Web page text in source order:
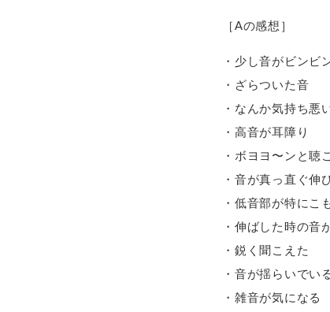
［Aの感想］
・少し音がビンビ
・ざらついた音
・なんか気持ち悪
・高音が耳障り
・ボヨヨ〜ンと聴
・音が真っ直ぐ伸
・低音部が特にこ
・伸ばした時の音
・鋭く聞こえた
・音が揺らいでい
・雑音が気になる